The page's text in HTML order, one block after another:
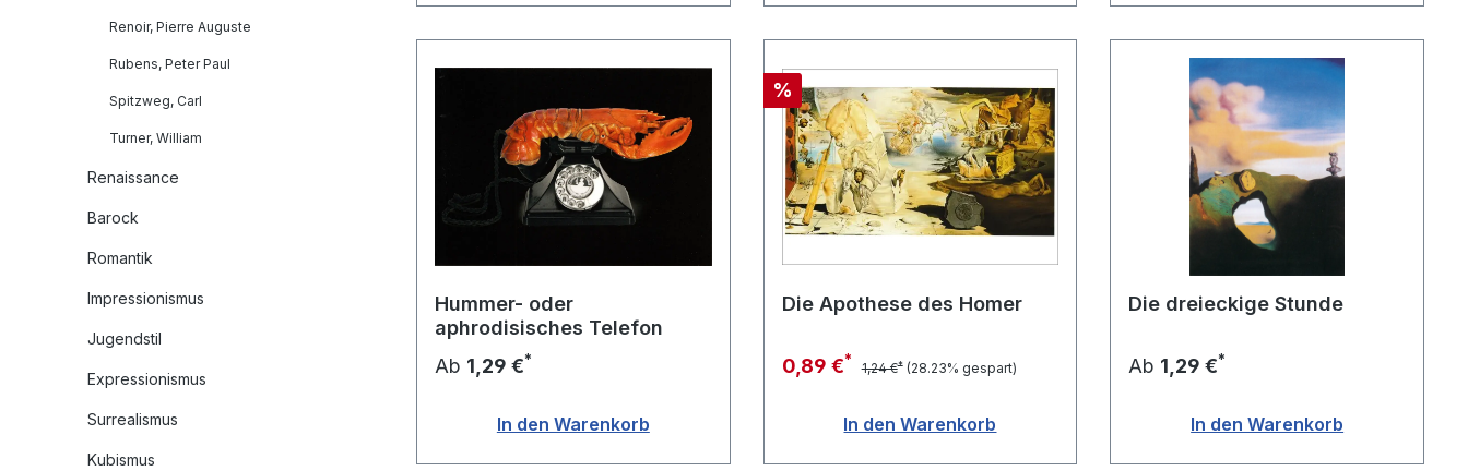
Renoir, Pierre Auguste
Rubens, Peter Paul
Spitzweg, Carl
Turner, William
Renaissance
Barock
Romantik
Impressionismus
Jugendstil
Expressionismus
Surrealismus
Kubismus
Hummer- oder
aphrodisisches Telefon
Ab 1,29 €*
In den Warenkorb
Rabatt
%
Die Apothese des Homer
0,89 €* 1,24 €* (28.23% gespart)
In den Warenkorb
Die dreieckige Stunde
Ab 1,29 €*
In den Warenkorb